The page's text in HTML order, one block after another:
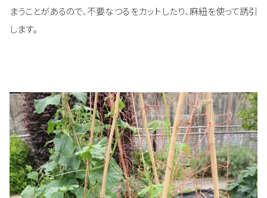
まうことがあるので、不要なつるをカットしたり、麻紐を使って誘引
します。